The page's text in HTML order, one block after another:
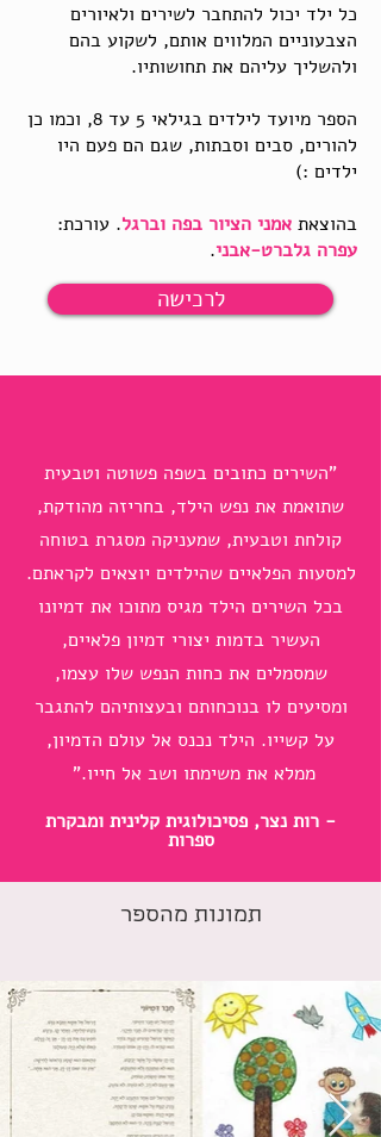
כל ילד יכול להתחבר לשירים ולאיורים
הצבעוניים המלווים אותם, לשקוע בהם
ולהשליך עליהם את תחושותיו.
הספר מיועד לילדים בגילאי 5 עד 8, וכמו כן
להורים, סבים וסבתות, שגם הם פעם היו
ילדים :)
בהוצאת אמני הציור בפה וברגל. עורכת:
עפרה גלברט-אבני.
לרכישה
"השירים כתובים בשפה פשוטה וטבעית
שתואמת את נפש הילד, בחריזה מהודקת,
קולחת וטבעית, שמעניקה מסגרת בטוחה
למסעות הפלאיים שהילדים יוצאים לקראתם.
בכל השירים הילד מגיס מתוכו את דמיונו
העשיר בדמות יצורי דמיון פלאיים,
שמסמלים את כחות הנפש שלו עצמו,
ומסיעים לו בנוכחותם ובעצותיהם להתגבר
על קשייו. הילד נכנס אל עולם הדמיון,
ממלא את משימתו ושב אל חייו."
- רות נצר, פסיכולוגית קלינית ומבקרת
ספרות
תמונות מהספר